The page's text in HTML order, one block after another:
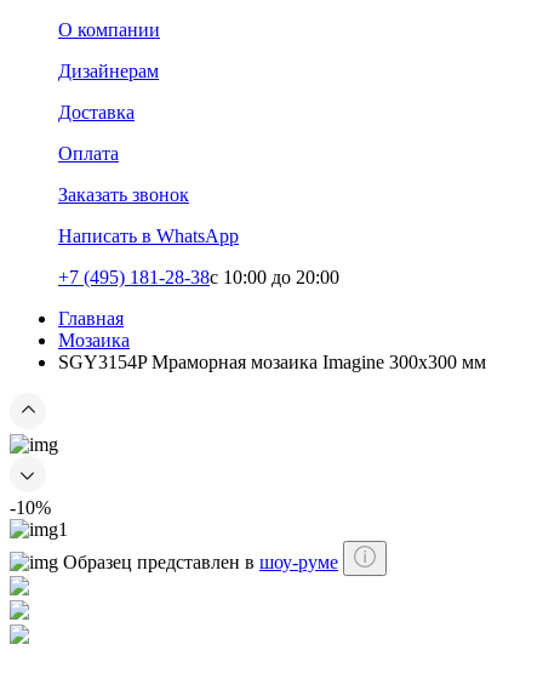
О компании
Дизайнерам
Доставка
Оплата
Заказать звонок
Написать в WhatsApp
+7 (495) 181-28-38c 10:00 до 20:00
Главная
Мозаика
SGY3154P Мраморная мозаика Imagine 300x300 мм
-10%
Образец представлен в шоу-руме